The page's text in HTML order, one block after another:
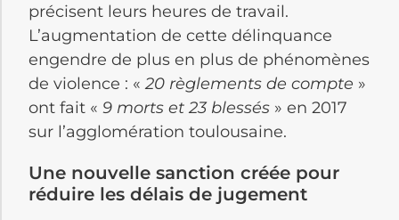
précisent leurs heures de travail.
L’augmentation de cette délinquance
engendre de plus en plus de phénomènes
de violence : «20 règlements de compte »
ont fait « 9 morts et 23 blessés » en 2017
sur l’agglomération toulousaine.
Une nouvelle sanction créée pour
réduire les délais de jugement